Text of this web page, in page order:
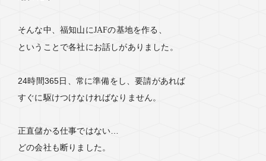
そんな中、福知山にJAFの基地を作る、
ということで各社にお話しがありました。
24時間365日、常に準備をし、要請があれば
すぐに駆けつけなければなりません。
正直儲かる仕事ではない…
どの会社も断りました。